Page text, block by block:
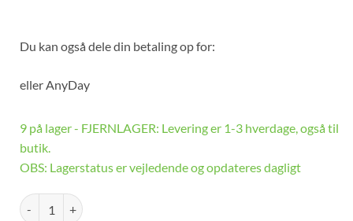
Du kan også dele din betaling op for:
ellerAnyDay
9 på lager - FJERNLAGER: Levering er 1-3 hverdage, også til
butik.
OBS: Lagerstatus er vejledende og opdateres dagligt
OmniBook 3 17-dp0076no (RDKK) antal